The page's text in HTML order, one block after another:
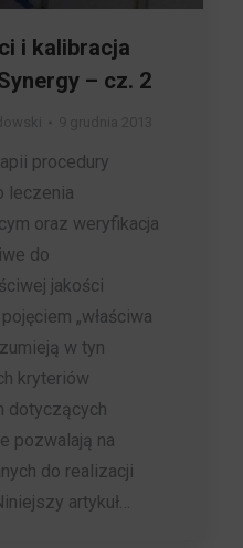
i kalibracja
– cz. 2
procedury
leczenia
oraz weryfikacja
do
jakości
„właściwa
w tyn
kryteriów
dotyczących
pozwalają na
do realizacji
artykuł…